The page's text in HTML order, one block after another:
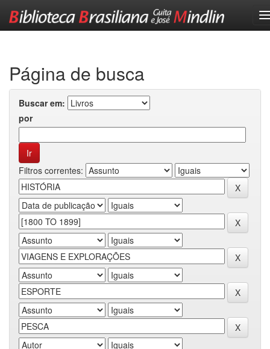
Página de busca
Buscar em:
por
Filtros correntes: